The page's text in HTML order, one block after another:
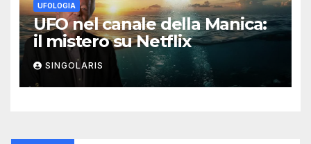
UFOLOGIA
UFO nel canale della Manica:
il mistero su Netflix
SINGOLARIS